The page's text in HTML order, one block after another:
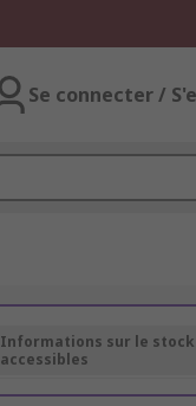
Se connecter /
Informations sur le
accessibles